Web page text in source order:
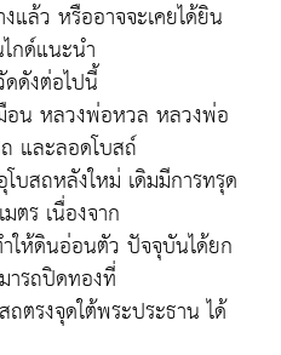
แล้ว หรืออาจจะเคยได้ยิน
กด์แนะนำ
ดังต่อไปนี้
อน หลวงพ่อหวล หลวงพ่อ
และลอดโบสถ์
บสถหลังใหม่ เดิมมีการทรุด
ตร เนื่องจาก
ให้ดินอ่อนตัว ปัจจุบันได้ยก
ารถปิดทองที่
ตรงจุดใต้พระประธาน ได้